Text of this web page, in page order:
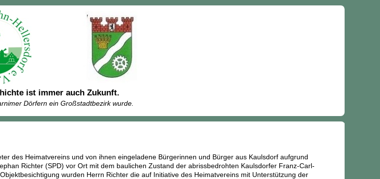
ist immer auch Zukunft.
Dörfern ein Großstadtbezirk wurde.
des Heimatvereins und von ihnen eingeladene Bürgerinnen und Bürger aus Kaulsdorf aufgrund
Richter (SPD) vor Ort mit dem baulichen Zustand der abrissbedrohten Kaulsdorfer Franz-Carl-
wurden Herrn Richter die auf Initiative des Heimatvereins mit Unterstützung der